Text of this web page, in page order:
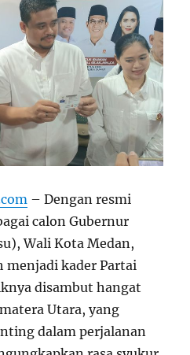
– Dengan resmi
calon Gubernur
Wali Kota Medan,
menjadi kader Partai
disambut hangat
Utara, yang
dalam perjalanan